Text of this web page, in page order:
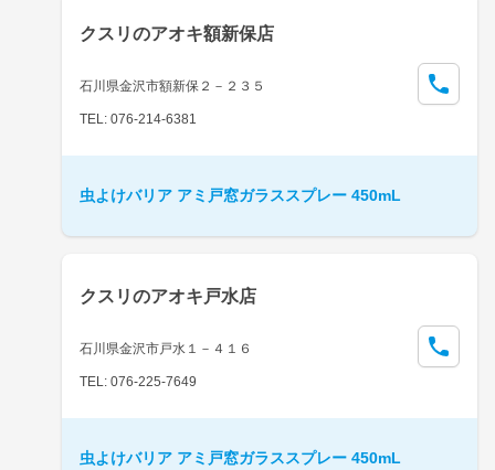
クスリのアオキ額新保店
石川県金沢市額新保２－２３５
TEL: 076-214-6381
虫よけバリア アミ戸窓ガラススプレー 450mL
クスリのアオキ戸水店
石川県金沢市戸水１－４１６
TEL: 076-225-7649
虫よけバリア アミ戸窓ガラススプレー 450mL